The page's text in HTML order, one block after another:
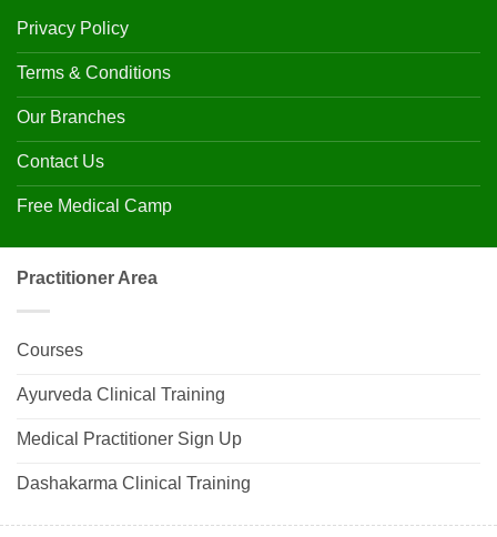
Privacy Policy
Terms & Conditions
Our Branches
Contact Us
Free Medical Camp
Practitioner Area
Courses
Ayurveda Clinical Training
Medical Practitioner Sign Up
Dashakarma Clinical Training